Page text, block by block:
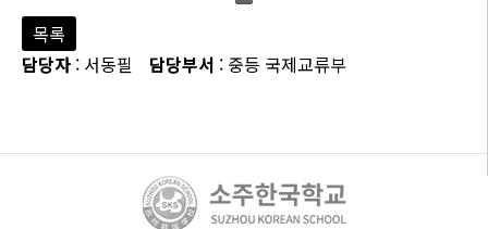
목록
담당자 : 서동필 담당부서 : 중등 국제교류부